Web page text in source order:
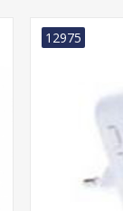
12975